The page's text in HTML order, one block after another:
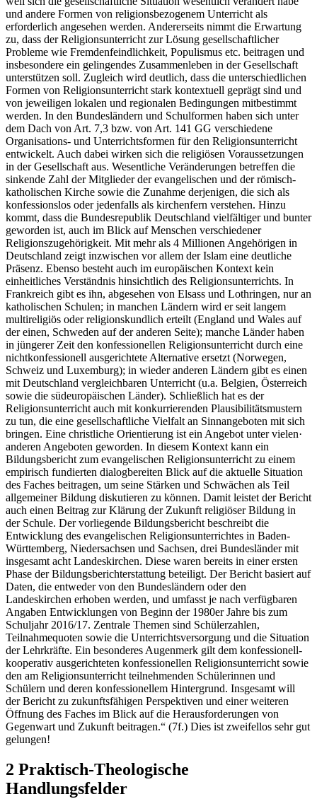
und andere Formen von religionsbezogenem Unterricht als
erforderlich angesehen werden. Andererseits nimmt die Erwartung
zu, dass der Religionsunterricht zur Lösung gesellschaftlicher
Probleme wie Fremdenfeindlichkeit, Populismus etc. beitragen und
insbesondere ein gelingendes Zusammenleben in der Gesellschaft
unterstützen soll. Zugleich wird deutlich, dass die unterschiedlichen
Formen von Religionsunterricht stark kontextuell geprägt sind und
von jeweiligen lokalen und regionalen Bedingungen mitbestimmt
werden. In den Bundesländern und Schulformen haben sich unter
dem Dach von Art. 7,3 bzw. von Art. 141 GG verschiedene
Organisations- und Unterrichtsformen für den Religionsunterricht
entwickelt. Auch dabei wirken sich die religiösen Voraussetzungen
in der Gesellschaft aus. Wesentliche Veränderungen betreffen die
sinkende Zahl der Mitglieder der evangelischen und der römisch-
katholischen Kirche sowie die Zunahme derjenigen, die sich als
konfessionslos oder jedenfalls als kirchenfern verstehen. Hinzu
kommt, dass die Bundesrepublik Deutschland vielfältiger und bunter
geworden ist, auch im Blick auf Menschen verschiedener
Religionszugehörigkeit. Mit mehr als 4 Millionen Angehörigen in
Deutschland zeigt inzwischen vor allem der Islam eine deutliche
Präsenz. Ebenso besteht auch im europäischen Kontext kein
einheitliches Verständnis hinsichtlich des Religionsunterrichts. In
Frankreich gibt es ihn, abgesehen von Elsass und Lothringen, nur an
katholischen Schulen; in manchen Ländern wird er seit langem
multireligiös oder religionskundlich erteilt (England und Wales auf
der einen, Schweden auf der anderen Seite); manche Länder haben
in jüngerer Zeit den konfessionellen Religionsunterricht durch eine
nichtkonfessionell ausgerichtete Alternative ersetzt (Norwegen,
Schweiz und Luxemburg); in wieder anderen Ländern gibt es einen
mit Deutschland vergleichbaren Unterricht (u.a. Belgien, Österreich
sowie die südeuropäischen Länder). Schließlich hat es der
Religionsunterricht auch mit konkurrierenden Plausibilitätsmustern
zu tun, die eine gesellschaftliche Vielfalt an Sinnangeboten mit sich
bringen. Eine christliche Orientierung ist ein Angebot unter vielen·
anderen Angeboten geworden. In diesem Kontext kann ein
Bildungsbericht zum evangelischen Religionsunterricht zu einem
empirisch fundierten dialogbereiten Blick auf die aktuelle Situation
des Faches beitragen, um seine Stärken und Schwächen als Teil
allgemeiner Bildung diskutieren zu können. Damit leistet der Bericht
auch einen Beitrag zur Klärung der Zukunft religiöser Bildung in
der Schule. Der vorliegende Bildungsbericht beschreibt die
Entwicklung des evangelischen Religionsunterrichtes in Baden-
Württemberg, Niedersachsen und Sachsen, drei Bundesländer mit
insgesamt acht Landeskirchen. Diese waren bereits in einer ersten
Phase der Bildungsberichterstattung beteiligt. Der Bericht basiert auf
Daten, die entweder von den Bundesländern oder den
Landeskirchen erhoben werden, und umfasst je nach verfügbaren
Angaben Entwicklungen von Beginn der 1980er Jahre bis zum
Schuljahr 2016/17. Zentrale Themen sind Schülerzahlen,
Teilnahmequoten sowie die Unterrichtsversorgung und die Situation
der Lehrkräfte. Ein besonderes Augenmerk gilt dem konfessionell-
kooperativ ausgerichteten konfessionellen Religionsunterricht sowie
den am Religionsunterricht teilnehmenden Schülerinnen und
Schülern und deren konfessionellem Hintergrund. Insgesamt will
der Bericht zu zukunftsfähigen Perspektiven und einer weiteren
Öffnung des Faches im Blick auf die Herausforderungen von
Gegenwart und Zukunft beitragen.“ (7f.) Dies ist zweifellos sehr gut
gelungen!
2 Praktisch-Theologische
Handlungsfelder